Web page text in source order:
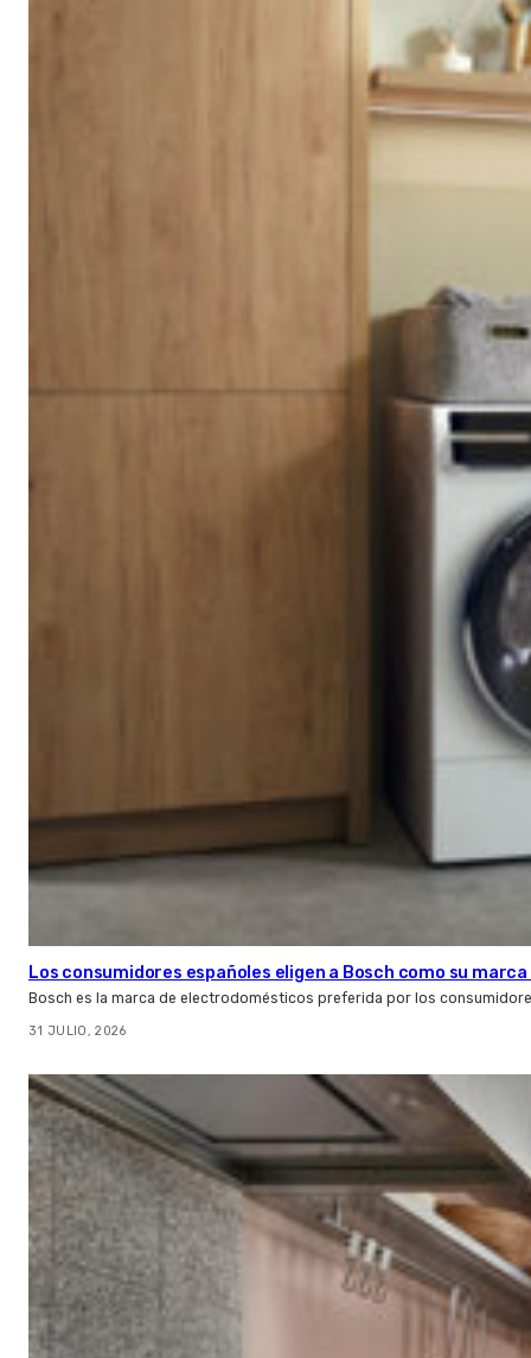
Los consumidores españoles eligen a Bosch como su
Bosch es la marca de electrodomésticos preferida por los
31 JULIO, 2026